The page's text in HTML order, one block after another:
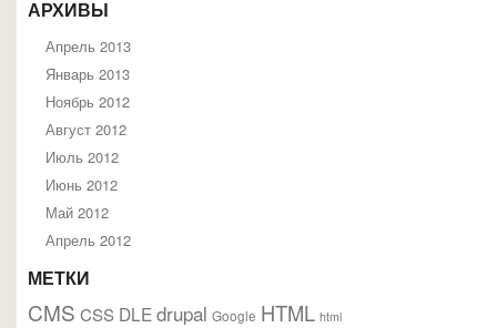
АРХИВЫ
Апрель 2013
Январь 2013
Ноябрь 2012
Август 2012
Июль 2012
Июнь 2012
Май 2012
Апрель 2012
МЕТКИ
CMS CSS DLEdrupal Google HTML html